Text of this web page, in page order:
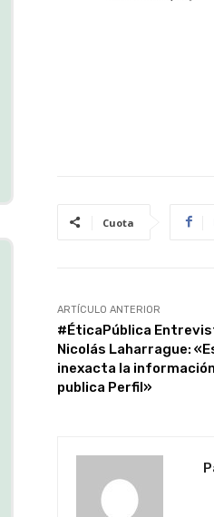
Cuota
ARTÍCULO ANTERIOR
#ÉticaPública
Nicolás Laharrague:
inexacta la
publica Perfil»